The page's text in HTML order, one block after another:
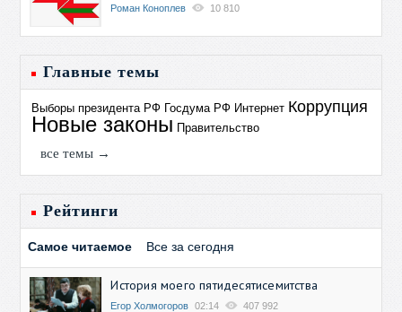
Роман Коноплев 10 810
Главные темы
Выборы президента РФ Госдума РФ Интернет Коррупция
Новые законы Правительство
все темы →
Рейтинги
Самое читаемое Все за сегодня
История моего пятидесятисемитства
Егор Холмогоров 02:14 407 992